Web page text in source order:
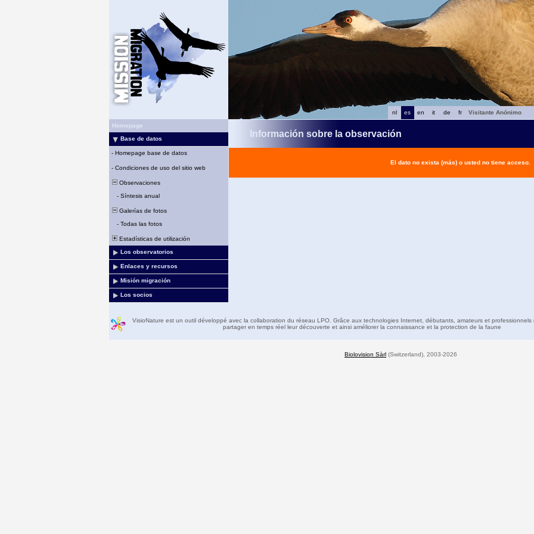
fr
de
it
en
es
nl
Visitante Anónimo
Homepage
Base de datos
- Homepage base de datos
- Condiciones de uso del sitio web
Observaciones
- Síntesis anual
Galerías de fotos
- Todas las fotos
Estadísticas de utilización
Los observatorios
Enlaces y recursos
Misión migración
Los socios
Información sobre la observación
El dato no exista (más) o usted no tiene acceso.
VisioNature est un outil développé avec la collaboration du réseau LPO. Grâce aux technologies Internet, débutants, amateurs et professionnels
partager en temps réel leur découverte et ainsi améliorer la connaissance et la protection de la faune
Biolovision Sàrl (Switzerland), 2003-2026